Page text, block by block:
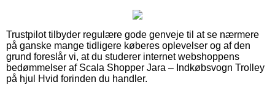
Trustpilot tilbyder regulære gode genveje til at se nærmere
på ganske mange tidligere køberes oplevelser og af den
grund foreslår vi, at du studerer internet webshoppens
bedømmelser af Scala Shopper Jara – Indkøbsvogn Trolley
på hjul Hvid forinden du handler.